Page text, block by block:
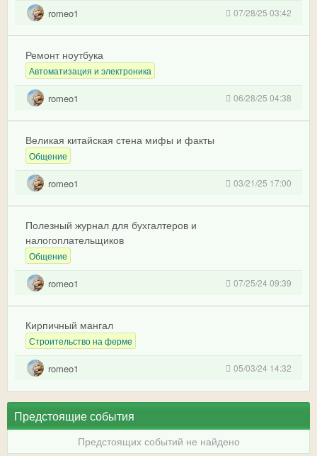
romeo1 07/28/25 03:42
Ремонт ноутбука
Автоматизация и электроника
romeo1 06/28/25 04:38
Великая китайская стена мифы и факты
Общение
romeo1 03/21/25 17:00
Полезный журнал для бухгалтеров и
налогоплательщиков
Общение
romeo1 07/25/24 09:39
Кирпичный мангал
Строительство на ферме
romeo1 05/03/24 14:32
Предстоящие события
Предстоящих событий не найдено